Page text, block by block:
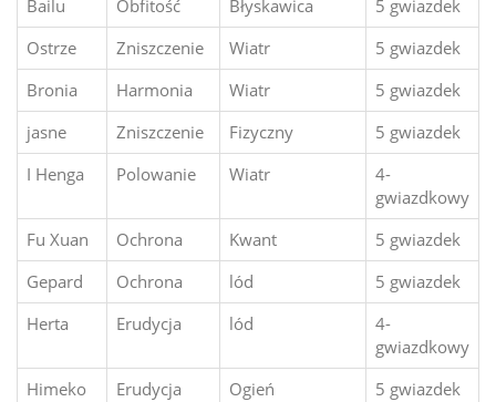
Bailu
Obfitość Błyskawica
5 gwiazdek
Ostrze
Zniszczenie Wiatr
5 gwiazdek
Bronia
Harmonia Wiatr
5 gwiazdek
jasne
Zniszczenie Fizyczny
5 gwiazdek
I Henga
Polowanie Wiatr
4-
gwiazdkowy
Fu Xuan
Ochrona Kwant
5 gwiazdek
Gepard
Ochrona lód
5 gwiazdek
Herta
Erudycja lód
4-
gwiazdkowy
Himeko
Erudycja Ogień
5 gwiazdek